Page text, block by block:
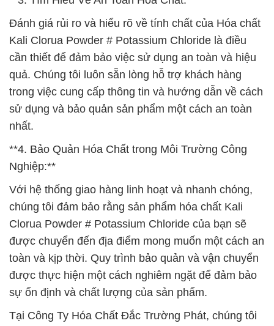
Đánh giá rủi ro và hiểu rõ về tính chất của Hóa chất
Kali Clorua Powder # Potassium Chloride là điều
cần thiết để đảm bảo việc sử dụng an toàn và hiệu
quả. Chúng tôi luôn sẵn lòng hỗ trợ khách hàng
trong việc cung cấp thông tin và hướng dẫn về cách
sử dụng và bảo quản sản phẩm một cách an toàn
nhất.
**4. Bảo Quản Hóa Chất trong Môi Trường Công
Nghiệp:**
Với hệ thống giao hàng linh hoạt và nhanh chóng,
chúng tôi đảm bảo rằng sản phẩm hóa chất Kali
Clorua Powder # Potassium Chloride của bạn sẽ
được chuyển đến địa điểm mong muốn một cách an
toàn và kịp thời. Quy trình bảo quản và vận chuyển
được thực hiện một cách nghiêm ngặt để đảm bảo
sự ổn định và chất lượng của sản phẩm.
Tại Công Ty Hóa Chất Đắc Trường Phát, chúng tôi